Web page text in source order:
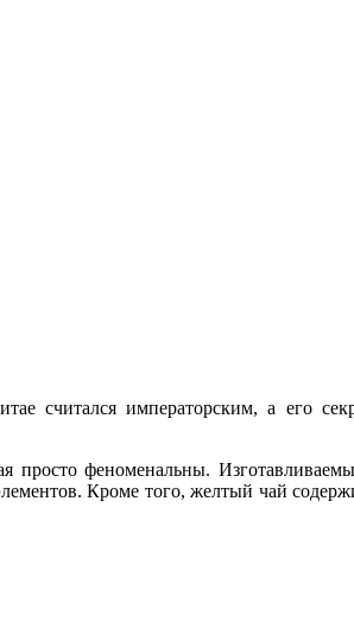
считался императорским, а его
феноменальны.
Кроме того, желтый чай